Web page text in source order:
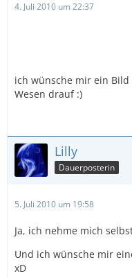
4. Juli 2010 um 22:37
ich wünsche mir ein
Wesen drauf :)
Lilly
Dauerposterin
5. Juli 2010 um 19:58
Ja, ich nehme mich
Und ich wünsche mir
xD